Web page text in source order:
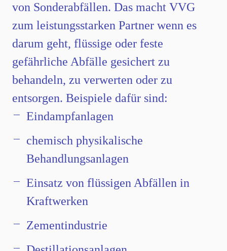
von Sonderabfällen. Das macht VVG
zum leistungsstarken Partner wenn es
darum geht, flüssige oder feste
gefährliche Abfälle gesichert zu
behandeln, zu verwerten oder zu
entsorgen. Beispiele dafür sind:
Eindampfanlagen
chemisch physikalische
Behandlungsanlagen
Einsatz von flüssigen Abfällen in
Kraftwerken
Zementindustrie